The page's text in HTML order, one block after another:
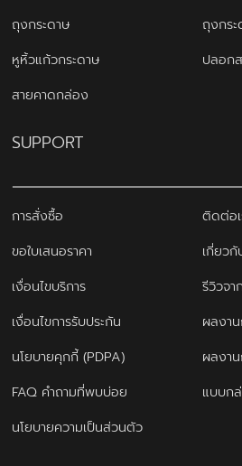
ถุงกระดาษ
ถุงกระ
หูหิ้วแก้วกระดาษ
ปลอก
สายคาดกล่อง
SUPPORT
การสั่งซื้อ
ติดต่อเ
ขอใบเสนอราคา
เกี่ยวกั
เงื่อนไขบริการ
รีวิวจา
เงื่อนไขการรับประกัน
ผลงา
นโยบายคุกกี้ (PDPA)
ผลงา
FAQ คำถามที่พบบ่อย
แบบก
นโยบายความเป็นส่วนตัว